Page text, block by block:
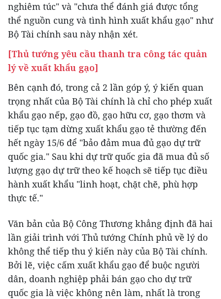
nghiêm túc" và "chưa thể đánh giá được tổng
thể nguồn cung và tình hình xuất khẩu gạo" như
Bộ Tài chính sau này nhận xét.
[Thủ tướng yêu cầu thanh tra công tác quản
lý về xuất khẩu gạo]
Bên cạnh đó, trong cả 2 lần góp ý, ý kiến quan
trọng nhất của Bộ Tài chính là chỉ cho phép xuất
khẩu gạo nếp, gạo đồ, gạo hữu cơ, gạo thơm và
tiếp tục tạm dừng xuất khẩu gạo tẻ thường đến
hết ngày 15/6 để "bảo đảm mua đủ gạo dự trữ
quốc gia." Sau khi dự trữ quốc gia đã mua đủ số
lượng gạo dự trữ theo kế hoạch sẽ tiếp tục điều
hành xuất khẩu "linh hoạt, chặt chẽ, phù hợp
thực tế."
Văn bản của Bộ Công Thương khẳng định đã hai
lần giải trình với Thủ tướng Chính phủ về lý do
không thể tiếp thu ý kiến này của Bộ Tài chính.
Bởi lẽ, việc cấm xuất khẩu gạo để buộc người
dân, doanh nghiệp phải bán gạo cho dự trữ
quốc gia là việc không nên làm, nhất là trong